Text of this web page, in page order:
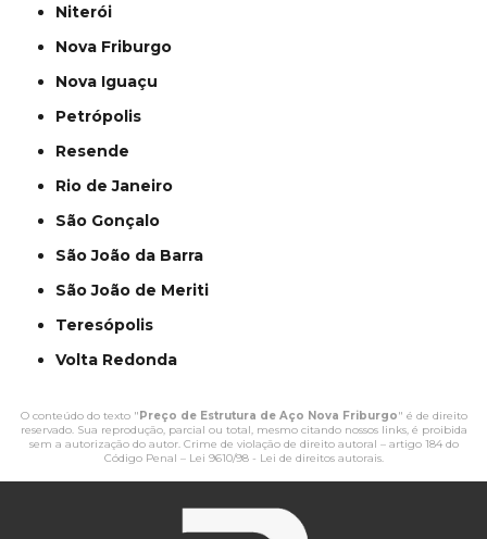
Niterói
Nova Friburgo
Nova Iguaçu
Petrópolis
Resende
Rio de Janeiro
São Gonçalo
São João da Barra
São João de Meriti
Teresópolis
Volta Redonda
O conteúdo do texto " Preço de Estrutura de Aço Nova Friburgo" é de direito
reservado. Sua reprodução, parcial ou total, mesmo citando nossos links, é proibida
sem a autorização do autor. Crime de violação de direito autoral – artigo 184 do
Código Penal – Lei 9610/98 - Lei de direitos autorais.